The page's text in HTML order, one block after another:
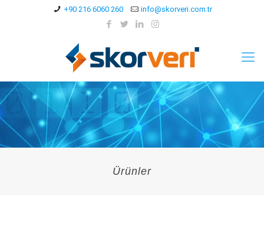
+90 216 6060 260 info@skorveri.com.tr
Ürünler